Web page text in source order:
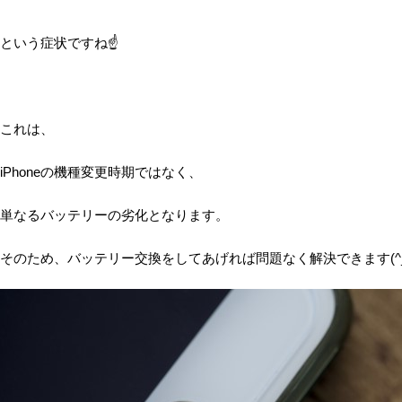
という症状ですね☝
これは、
iPhoneの機種変更時期ではなく、
単なるバッテリーの劣化となります。
そのため、バッテリー交換をしてあげれば問題なく解決できます